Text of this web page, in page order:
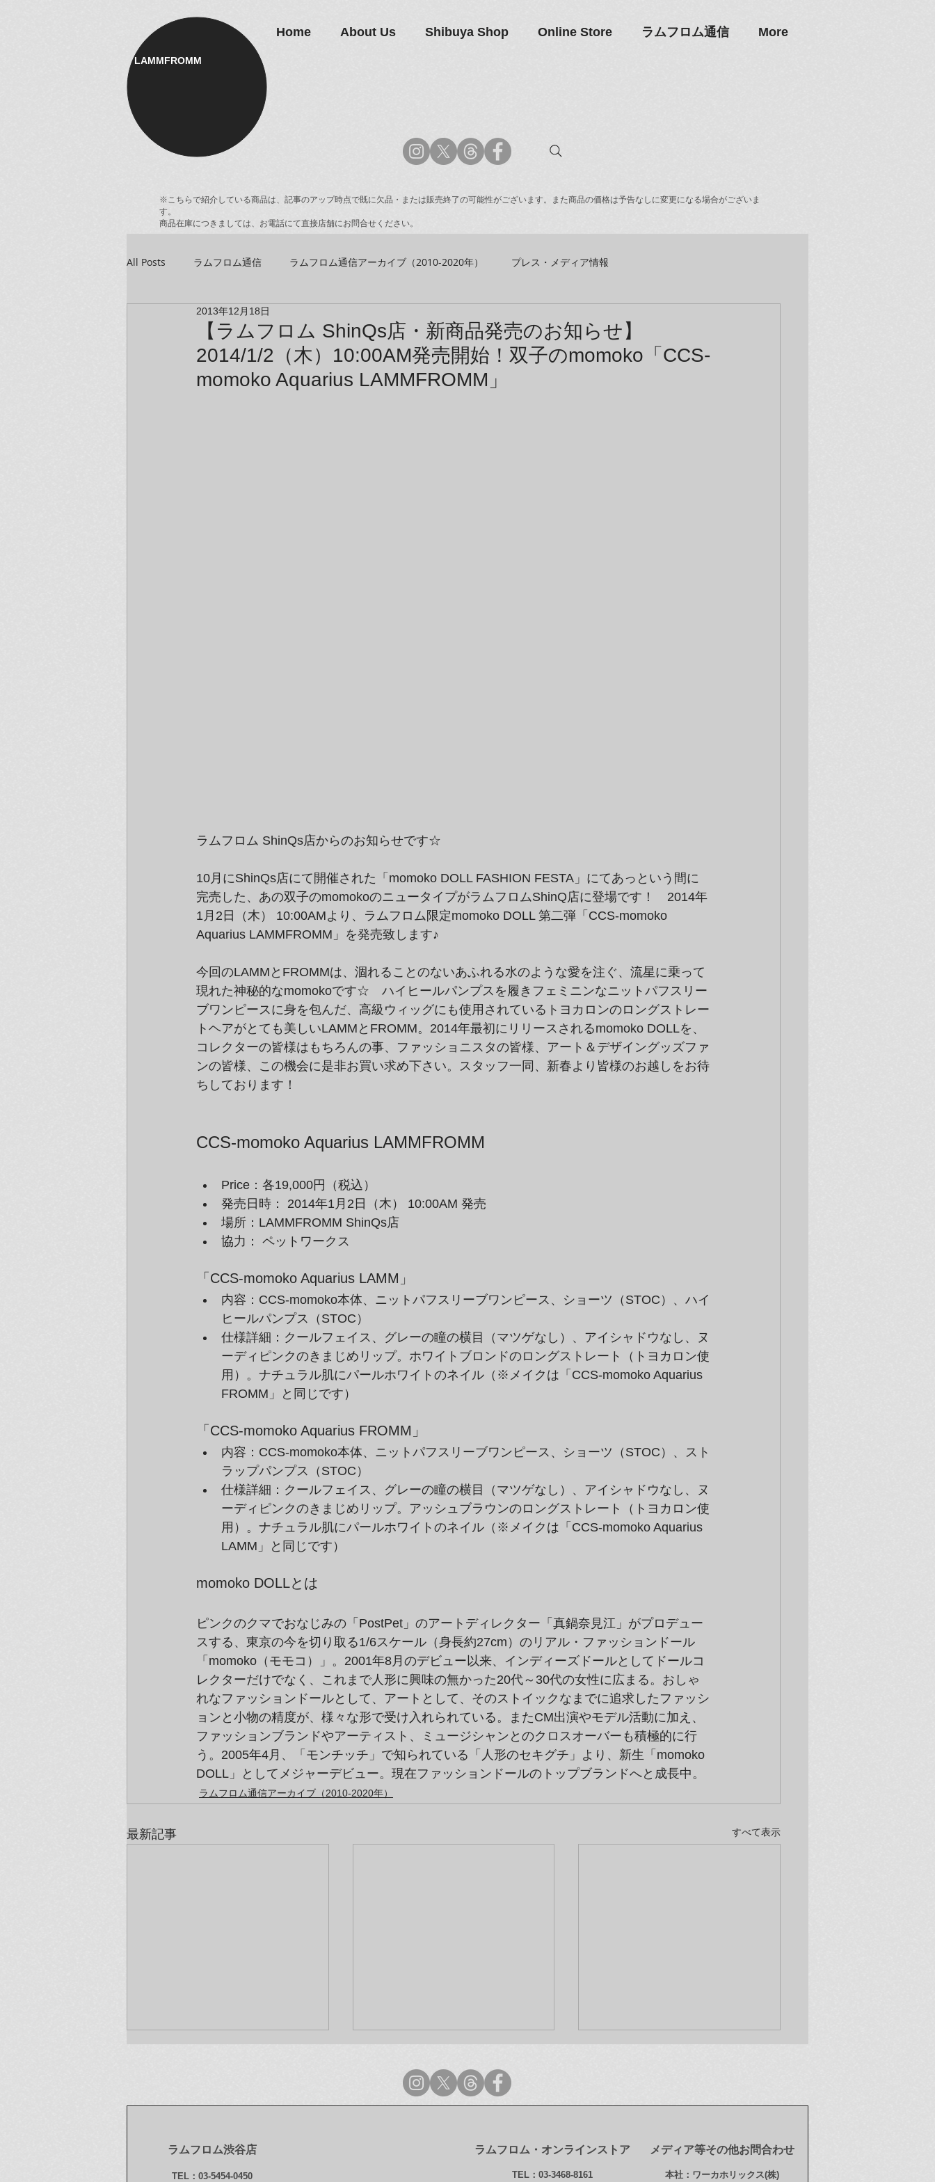
LAMMFROMM​
Home About Us Shibuya Shop Online Store ラムフロム通信 More
※こちらで紹介している商品は、記事のアップ時点で既に欠品・または販売終了の可能性がございます。また商品の価格は予告なしに変更になる場合がございま
す。
商品在庫につきましては、お電話にて直接店舗にお問合せください。
All Posts ラムフロム通信 ラムフロム通信アーカイブ（2010-2020年） プレス・メディア情報
アーティスト＆クリエイター紹介
【ラムフロム ShinQs店・新商品発売のお知らせ】
2014/1/2（木）10:00AM発売開始！双子のmomoko「CCS-
momoko Aquarius LAMMFROMM」
2013年12月18日
ラムフロム ShinQs店からのお知らせです☆
10月にShinQs店にて開催された「momoko DOLL FASHION FESTA」にてあっという間に
完売した、あの双子のmomokoのニュータイプがラムフロムShinQ店に登場です！　2014年
1月2日（木） 10:00AMより、ラムフロム限定momoko DOLL 第二弾「CCS-momoko
Aquarius LAMMFROMM」を発売致します♪
今回のLAMMとFROMMは、涸れることのないあふれる水のような愛を注ぐ、流星に乗って
現れた神秘的なmomokoです☆　ハイヒールパンプスを履きフェミニンなニットパフスリー
ブワンピースに身を包んだ、高級ウィッグにも使用されているトヨカロンのロングストレー
トヘアがとても美しいLAMMとFROMM。2014年最初にリリースされるmomoko DOLLを、
コレクターの皆様はもちろんの事、ファッショニスタの皆様、アート＆デザイングッズファ
ンの皆様、この機会に是非お買い求め下さい。スタッフ一同、新春より皆様のお越しをお待
ちしております！
CCS-momoko Aquarius LAMMFROMM
Price：各19,000円（税込）
発売日時： 2014年1月2日（木） 10:00AM 発売
場所：LAMMFROMM ShinQs店
協力： ペットワークス
「CCS-momoko Aquarius LAMM」
内容：CCS-momoko本体、ニットパフスリーブワンピース、ショーツ（STOC）、ハイ
ヒールパンプス（STOC）
仕様詳細：クールフェイス、グレーの瞳の横目（マツゲなし）、アイシャドウなし、ヌ
ーディピンクのきまじめリップ。ホワイトブロンドのロングストレート（トヨカロン使
用）。ナチュラル肌にパールホワイトのネイル（※メイクは「CCS-momoko Aquarius
FROMM」と同じです）
「CCS-momoko Aquarius FROMM」
内容：CCS-momoko本体、ニットパフスリーブワンピース、ショーツ（STOC）、スト
ラップパンプス（STOC）
仕様詳細：クールフェイス、グレーの瞳の横目（マツゲなし）、アイシャドウなし、ヌ
ーディピンクのきまじめリップ。アッシュブラウンのロングストレート（トヨカロン使
用）。ナチュラル肌にパールホワイトのネイル（※メイクは「CCS-momoko Aquarius
LAMM」と同じです）
momoko DOLLとは
ピンクのクマでおなじみの「PostPet」のアートディレクター「真鍋奈見江」がプロデュー
スする、東京の今を切り取る1/6スケール（身長約27cm）のリアル・ファッションドール
「momoko（モモコ）」。2001年8月のデビュー以来、インディーズドールとしてドールコ
レクターだけでなく、これまで人形に興味の無かった20代～30代の女性に広まる。おしゃ
れなファッションドールとして、アートとして、そのストイックなまでに追求したファッシ
ョンと小物の精度が、様々な形で受け入れられている。またCM出演やモデル活動に加え、
ファッションブランドやアーティスト、ミュージシャンとのクロスオーバーも積極的に行
う。2005年4月、「モンチッチ」で知られている「人形のセキグチ」より、新生「momoko
DOLL」としてメジャーデビュー。現在ファッションドールのトップブランドへと成長中。
ラムフロム通信アーカイブ（2010-2020年）
最新記事 すべて表示
ラムフロム年末年始営業のご
【最新情報(12/9)】オンライ
ラムフロム渋谷店
TEL：03-5454-0450
ラムフロム・オンラインストア
TEL：03-3468-8161
メディア等その他お問合わせ
本社：ワーカホリックス(株)